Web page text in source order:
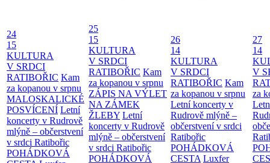
24
15
KULTURA
V SRDCI
RATIBOŘIC Kam
za kopanou v srpnu
MALOSKALICKÉ
POSVÍCENÍ Letní
koncerty v Rudrově
mlýně – občerstvení
v srdci Ratibořic
POHÁDKOVÁ
25
15
KULTURA
V SRDCI
RATIBOŘIC Kam
za kopanou v srpnu
ZÁPIS NA VÝLET
NA ZÁMEK
ŽLEBY Letní
koncerty v Rudrově
mlýně – občerstvení
v srdci Ratibořic
POHÁDKOVÁ
26
14
KULTURA
V SRDCI
RATIBOŘIC Kam
za kopanou v srpnu
Letní koncerty v
Rudrově mlýně –
občerstvení v srdci
Ratibořic
POHÁDKOVÁ
CESTA Luxfer
27
14
V
za